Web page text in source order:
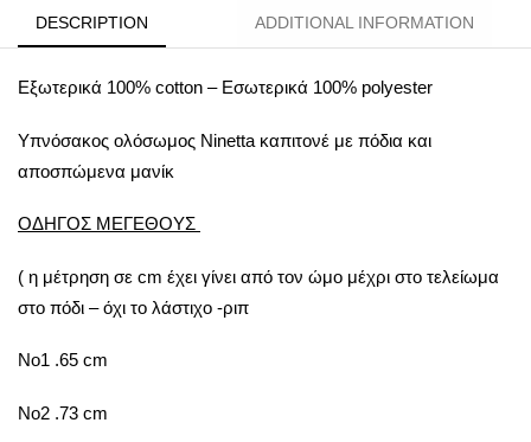
DESCRIPTION ADDITIONAL INFORMATION
Εξωτερικά 100% cotton – Εσωτερικά 100% polyester
Υπνόσακος ολόσωμος Ninetta καπιτονέ με πόδια και
αποσπώμενα μανίκ
ΟΔΗΓΟΣ ΜΕΓΕΘΟΥΣ
( η μέτρηση σε cm έχει γίνει από τον ώμο μέχρι στο τελείωμα
στο πόδι – όχι το λάστιχο -ριπ
Νο1 .65 cm
No2 .73 cm